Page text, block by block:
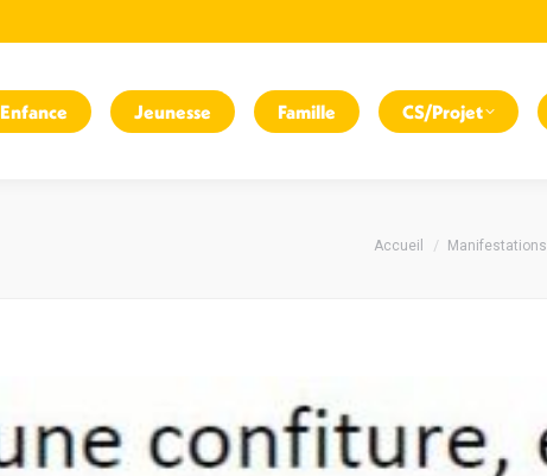
Enfance Jeunesse Famille CS/Projet
Vous êtes ici :
Accueil Manifestations